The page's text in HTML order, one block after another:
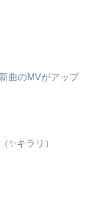
曲のMVがアップ
✨キラリ）